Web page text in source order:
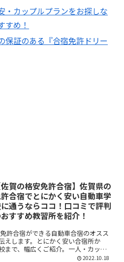
・カップルプランをお探しな
すめ！
保証のある『合宿免許ドリー
佐賀の格安免許合宿】佐賀県の
合宿でとにかく安い自動車学
通うならココ！口コミで評判
すすめ教習所を紹介！
許合宿ができる自動車合宿のオスス
えします。とにかく安い合宿所か
まで、幅広くご紹介。一人・カップ
に分けてお伝えしています。ぜひ参
2022.10.18